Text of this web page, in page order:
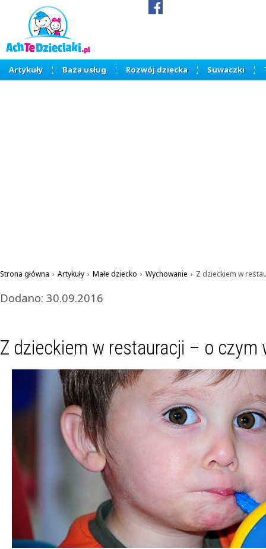
Artykuły Baza usług Rozwój dziecka Suwaczki
Strona główna › Artykuły › Małe dziecko › Wychowanie › Z dzieckiem w
Dodano: 30.09.2016
Z dzieckiem w restauracji – o czym